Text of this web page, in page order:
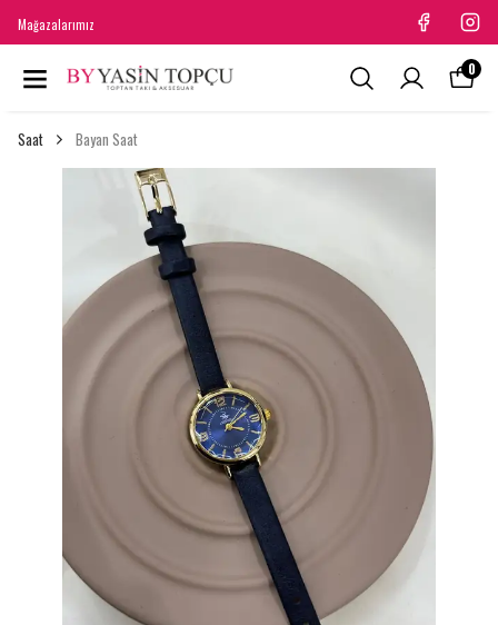
Mağazalarımız
0
Saat Bayan Saat